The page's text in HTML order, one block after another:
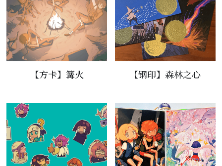
【方卡】篝火 【钢印】森林之心